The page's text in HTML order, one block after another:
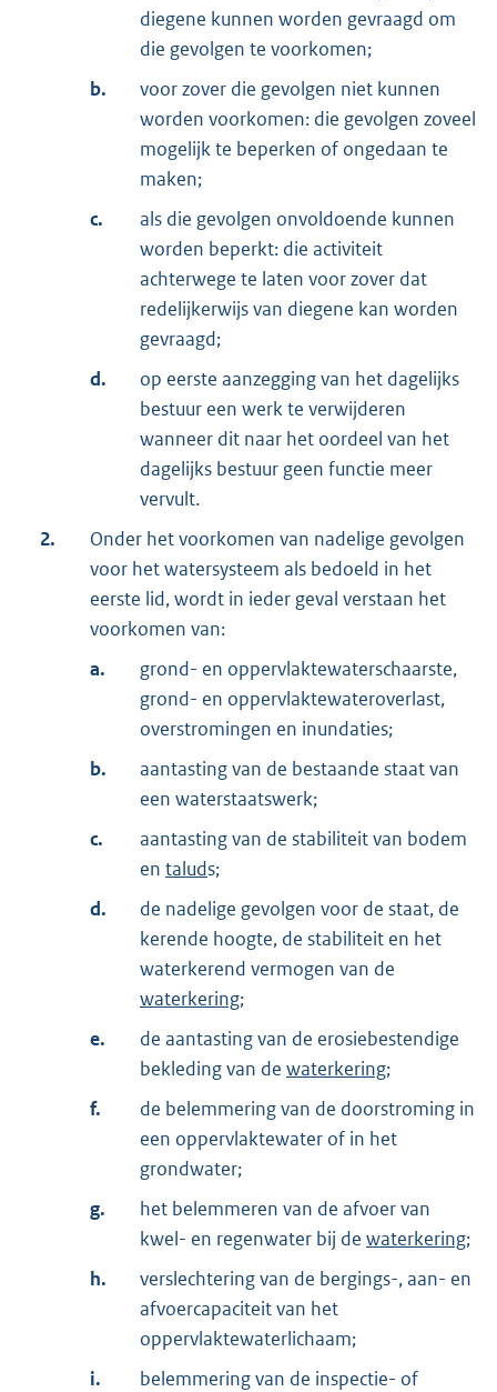
diegene kunnen worden gevraagd om
die gevolgen te voorkomen;
b.
voor zover die gevolgen niet kunnen
worden voorkomen: die gevolgen zoveel
mogelijk te beperken of ongedaan te
maken;
c.
als die gevolgen onvoldoende kunnen
worden beperkt: die activiteit
achterwege te laten voor zover dat
redelijkerwijs van diegene kan worden
gevraagd;
d.
op eerste aanzegging van het dagelijks
bestuur een werk te verwijderen
wanneer dit naar het oordeel van het
dagelijks bestuur geen functie meer
vervult.
2.
Onder het voorkomen van nadelige gevolgen
voor het watersysteem als bedoeld in het
eerste lid, wordt in ieder geval verstaan het
voorkomen van:
a.
grond- en oppervlaktewaterschaarste,
grond- en oppervlaktewateroverlast,
overstromingen en inundaties;
b.
aantasting van de bestaande staat van
een waterstaatswerk;
c.
aantasting van de stabiliteit van bodem
en taluds;
d.
de nadelige gevolgen voor de staat, de
kerende hoogte, de stabiliteit en het
waterkerend vermogen van de
waterkering;
e.
de aantasting van de erosiebestendige
bekleding van de waterkering;
f.
de belemmering van de doorstroming in
een oppervlaktewater of in het
grondwater;
g.
het belemmeren van de afvoer van
kwel- en regenwater bij de waterkering;
h.
verslechtering van de bergings-, aan- en
afvoercapaciteit van het
oppervlaktewaterlichaam;
i.
belemmering van de inspectie- of